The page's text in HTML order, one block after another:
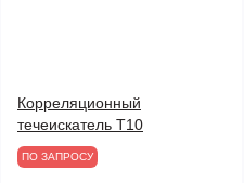
Корреляционный
течеискатель Т10
ПО ЗАПРОСУ